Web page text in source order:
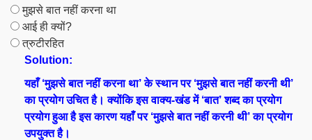
मुझसे बात नहीं करना था
आई ही क्यों?
त्रुटीरहित
Solution:
यहाँ ‘मुझसे बात नहीं करना था’ के स्थान पर ‘मुझसे बात नहीं करनी थी’
का प्रयोग उचित है। क्योंकि इस वाक्य-खंड में ‘बात’ शब्द का प्रयोग
प्रयोग हुआ है इस कारण यहाँ पर ‘मुझसे बात नहीं करनी थी’ का प्रयोग
उपयुक्त है।